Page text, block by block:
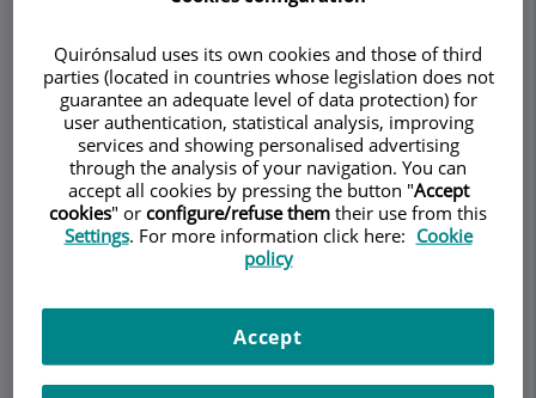
Consultori
Dr. Francisco Castro
Domínguez
REUMATOLOGIA
DescripcióServeisEquipContacteDades d'interès
Demanar Cita
Quirónsalud uses its own cookies and those of third
parties (located in countries whose legislation does not
guarantee an adequate level of data protection) for
user authentication, statistical analysis, improving
services and showing personalised advertising
through the analysis of your navigation. You can
accept all cookies by pressing the button "Accept
cookies" or configure/refuse them their use from this
Settings. For more information click here: Cookie
policy
Accept